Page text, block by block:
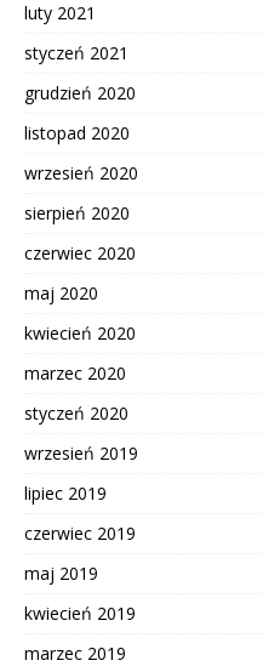
luty 2021
styczeń 2021
grudzień 2020
listopad 2020
wrzesień 2020
sierpień 2020
czerwiec 2020
maj 2020
kwiecień 2020
marzec 2020
styczeń 2020
wrzesień 2019
lipiec 2019
czerwiec 2019
maj 2019
kwiecień 2019
marzec 2019